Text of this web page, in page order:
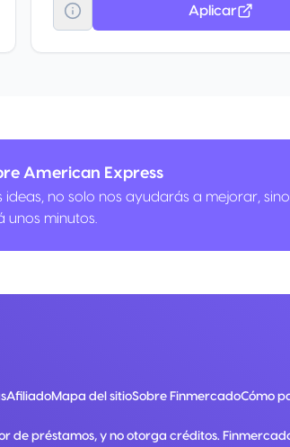
Aplicar
American Express
ideas, no solo nos ayudarás a mejorar,
minutos.
AfiliadoMapa del sitioSobre FinmercadoCómo
de préstamos, y no otorga créditos.